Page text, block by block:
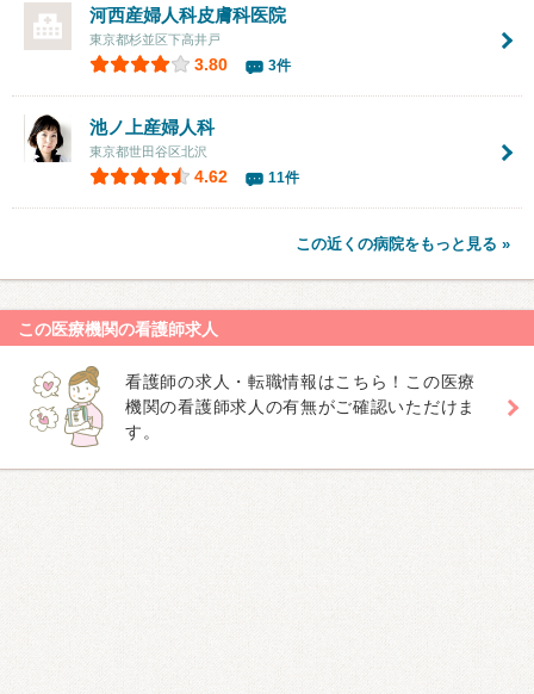
河西産婦人科皮膚科医院
東京都杉並区下高井戸
3.80 3件
池ノ上産婦人科
東京都世田谷区北沢
4.62 11件
この近くの病院をもっと見る »
この医療機関の看護師求人
看護師の求人・転職情報はこちら！この医療
機関の看護師求人の有無がご確認いただけま
す。